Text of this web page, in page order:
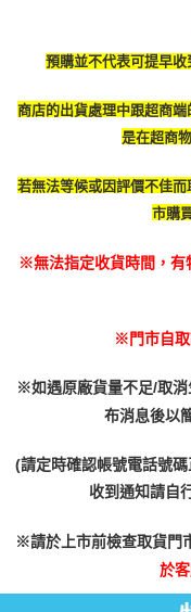
預購並不代表可提早收
商店的出貨處理中跟超商
是在超商
若無法等候或因評價不佳
市購
※無法指定收貨時間，有
※門市自取
※如遇原廠貨量不足/取
布消息後以
(請定時確認帳號電話號
收到通知請自
※請於上市前檢查取貨門
於